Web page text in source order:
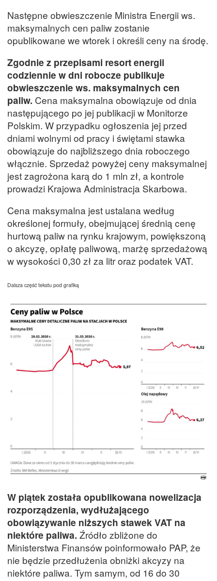
Następne obwieszczenie Ministra Energii ws.
maksymalnych cen paliw zostanie
opublikowane we wtorek i określi ceny na środę.
Zgodnie z przepisami resort energii
codziennie w dni robocze publikuje
obwieszczenie ws. maksymalnych cen
paliw. Cena maksymalna obowiązuje od dnia
następującego po jej publikacji w Monitorze
Polskim. W przypadku ogłoszenia jej przed
dniami wolnymi od pracy i świętami stawka
obowiązuje do najbliższego dnia roboczego
włącznie. Sprzedaż powyżej ceny maksymalnej
jest zagrożona karą do 1 mln zł, a kontrole
prowadzi Krajowa Administracja Skarbowa.
Cena maksymalna jest ustalana według
określonej formuły, obejmującej średnią cenę
hurtową paliw na rynku krajowym, powiększoną
o akcyzę, opłatę paliwową, marżę sprzedażową
w wysokości 0,30 zł za litr oraz podatek VAT.
Dalsza część tekstu pod grafiką
W piątek została opublikowana nowelizacja
rozporządzenia, wydłużającego
obowiązywanie niższych stawek VAT na
niektóre paliwa. Źródło zbliżone do
Ministerstwa Finansów poinformowało PAP, że
nie będzie przedłużenia obniżki akcyzy na
niektóre paliwa. Tym samym, od 16 do 30